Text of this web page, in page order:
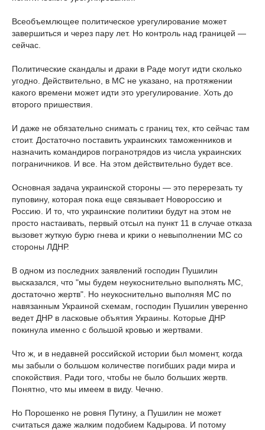
Всеобъемлющее политическое урегулирование может
завершиться и через пару лет. Но контроль над границей —
сейчас.
Политические скандалы и драки в Раде могут идти сколько
угодно. Действительно, в МС не указано, на протяжении
какого времени может идти это урегулирование. Хоть до
второго пришествия.
И даже не обязательно снимать с границ тех, кто сейчас там
стоит. Достаточно поставить украинских таможенников и
назначить командиров погранотрядов из числа украинских
пограничников. И все. На этом действительно будет все.
Основная задача украинской стороны — это перерезать ту
пуповину, которая пока еще связывает Новороссию и
Россию. И то, что украинские политики будут на этом не
просто настаивать, первый отсыл на пункт 11 в случае отказа
вызовет жуткую бурю гнева и крики о невыполнении МС со
стороны ЛДНР.
В одном из последних заявлений господин Пушилин
высказался, что "мы будем неукоснительно выполнять МС,
достаточно жертв". Но неукоснительно выполняя МС по
навязанным Украиной схемам, господин Пушилин уверенно
ведет ДНР в ласковые объятия Украины. Которые ДНР
покинула именно с большой кровью и жертвами.
Что ж, и в недавней российской истории был момент, когда
мы забыли о большом количестве погибших ради мира и
спокойствия. Ради того, чтобы не было больших жертв.
Понятно, что мы имеем в виду. Чечню.
Но Порошенко не ровня Путину, а Пушилин не может
считаться даже жалким подобием Кадырова. И потому